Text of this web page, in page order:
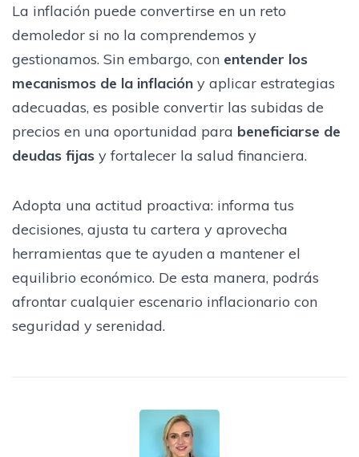
La inflación puede convertirse en un reto
demoledor si no la comprendemos y
gestionamos. Sin embargo, con entender los
mecanismos de la inflación y aplicar estrategias
adecuadas, es posible convertir las subidas de
precios en una oportunidad para beneficiarse de
deudas fijas y fortalecer la salud financiera.
Adopta una actitud proactiva: informa tus
decisiones, ajusta tu cartera y aprovecha
herramientas que te ayuden a mantener el
equilibrio económico. De esta manera, podrás
afrontar cualquier escenario inflacionario con
seguridad y serenidad.